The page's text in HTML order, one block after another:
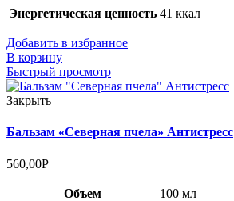
Энергетическая ценность 41 ккал
Добавить в избранное
В корзину
Быстрый просмотр
Закрыть
Бальзам «Северная пчела» Антистресс
560,00Р
Объем 100 мл